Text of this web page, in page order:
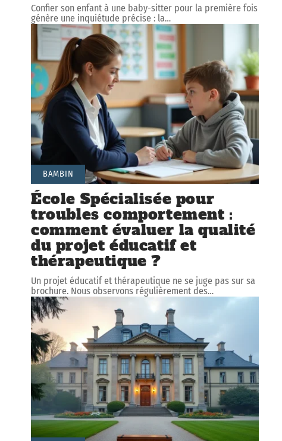
Confier son enfant à une baby-sitter pour la première fois
génère une inquiétude précise : la…
BAMBIN
École Spécialisée pour
troubles comportement :
comment évaluer la qualité
du projet éducatif et
thérapeutique ?
Un projet éducatif et thérapeutique ne se juge pas sur sa
brochure. Nous observons régulièrement des…